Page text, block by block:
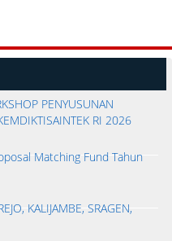
PENYUSUNAN
RI 2026
Matching Fund Tahun
KALIJAMBE, SRAGEN,